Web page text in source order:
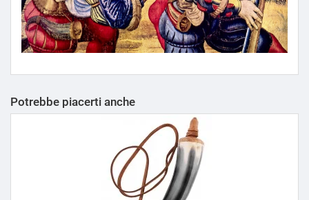
Potrebbe piacerti anche